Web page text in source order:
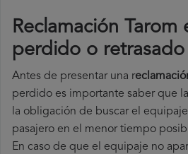
Reclamación Tarom
perdido o retrasado
Antes de presentar una r
perdido es importante saber que
la obligación de buscar el
pasajero en el menor tiempo
En caso de que el equipaje no